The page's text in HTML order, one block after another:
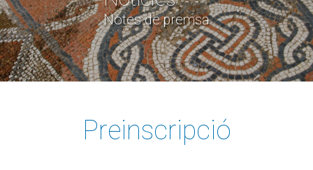
Notes de premsa
Preinscripció